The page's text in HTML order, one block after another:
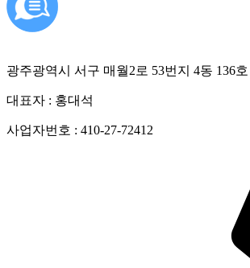
광주광역시 서구 매월2로 53번지 4동 136호
대표자 : 홍대석
사업자번호 : 410-27-72412